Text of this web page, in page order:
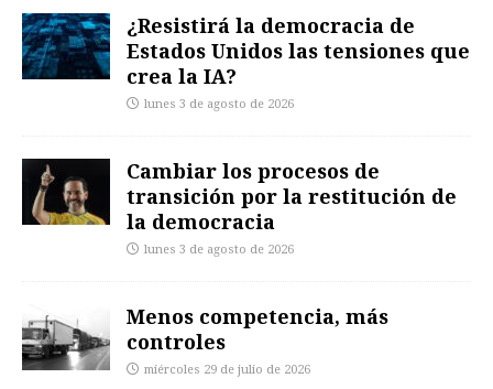
¿Resistirá la democracia de
Estados Unidos las tensiones que
crea la IA?
lunes 3 de agosto de 2026
Cambiar los procesos de
transición por la restitución de
la democracia
lunes 3 de agosto de 2026
Menos competencia, más
controles
miércoles 29 de julio de 2026